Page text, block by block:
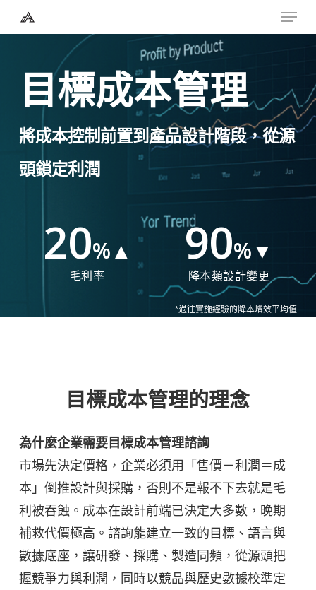
to
content
Menu
目標成本管理
將成本控制前置到產品設計階段，從源
頭鎖定利潤
20%▲
毛利率
90%▼
降本類設計變更
*過往實施經驗的降本增效平均值
目標成本管理的理念
為什麼企業需要目標成本管理諮詢
市場先決定價格，企業必須用「售價－利潤＝成
本」倒推設計與採購，否則不是報不下去就是毛
利被吞蝕。成本在設計前端已決定大多數，晚期
補救代價極高。諮詢能建立一致的目標、語言與
數據底座，讓研發、採購、製造同頻，從源頭把
握競爭力與利潤，同時以競品與歷史數據校準定